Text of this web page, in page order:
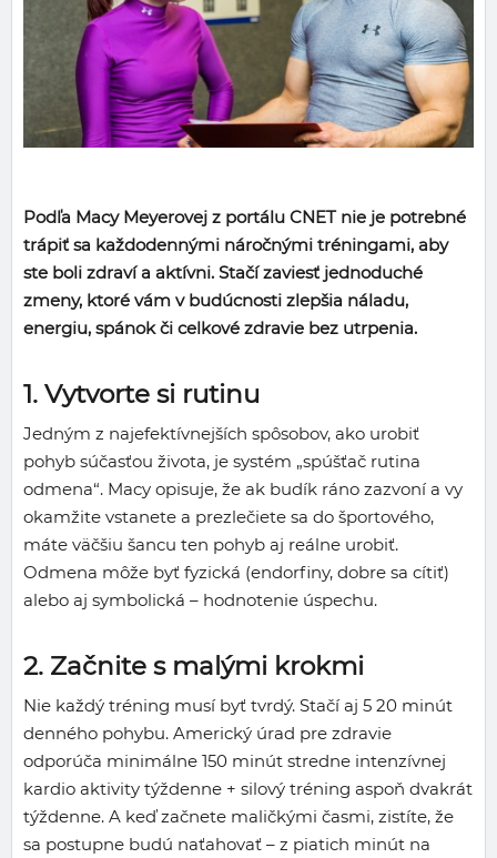
Podľa Macy Meyerovej z portálu CNET nie je potrebné
trápiť sa každodennými náročnými tréningami, aby
ste boli zdraví a aktívni. Stačí zaviesť jednoduché
zmeny, ktoré vám v budúcnosti zlepšia náladu,
energiu, spánok či celkové zdravie bez utrpenia.
1. Vytvorte si rutinu
Jedným z najefektívnejších spôsobov, ako urobiť
pohyb súčasťou života, je systém „spúšťač rutina
odmena“. Macy opisuje, že ak budík ráno zazvoní a vy
okamžite vstanete a prezlečiete sa do športového,
máte väčšiu šancu ten pohyb aj reálne urobiť.
Odmena môže byť fyzická (endorfiny, dobre sa cítiť)
alebo aj symbolická – hodnotenie úspechu.
2. Začnite s malými krokmi
Nie každý tréning musí byť tvrdý. Stačí aj 5 20 minút
denného pohybu. Americký úrad pre zdravie
odporúča minimálne 150 minút stredne intenzívnej
kardio aktivity týždenne + silový tréning aspoň dvakrát
týždenne. A keď začnete maličkými časmi, zistíte, že
sa postupne budú naťahovať – z piatich minút na